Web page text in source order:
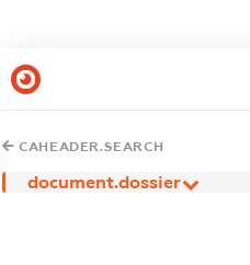
CAHEADER.SEARCH
document.dossier